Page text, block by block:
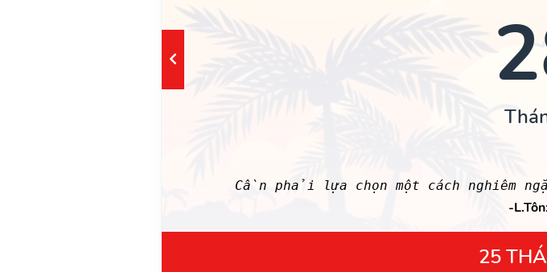
Cần phải lựa chọn một cách nghiêm
-
25